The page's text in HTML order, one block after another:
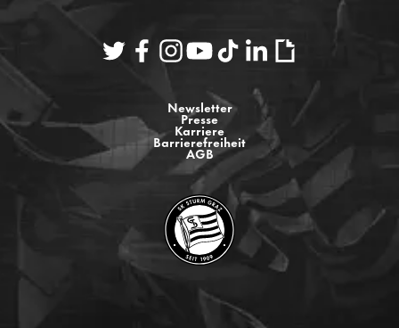
Newsletter
Presse
Karriere
Barrierefreiheit
AGB